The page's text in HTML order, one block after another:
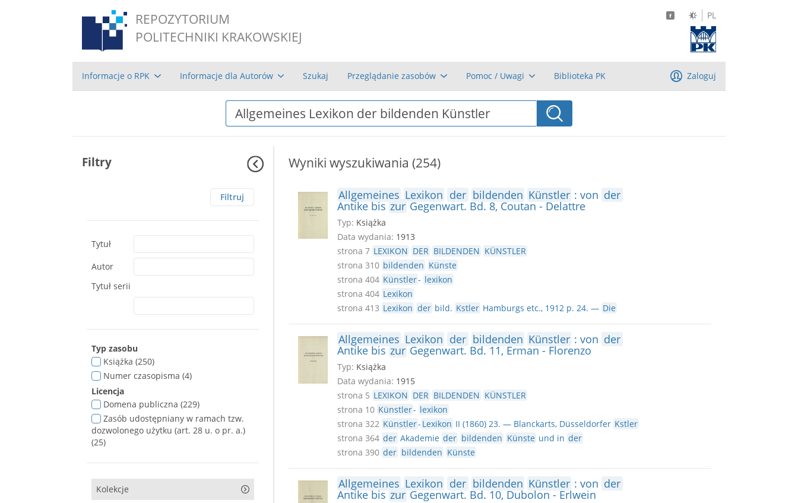
REPOZYTORIUM
POLITECHNIKI KRAKOWSKIEJ
PL
Informacje o RPK Informacje dla Autorów Szukaj Przeglądanie zasobów Pomoc / Uwagi Biblioteka PK Zaloguj
Filtry
Filtruj
Tytuł
Autor
Tytuł serii
Typ zasobu
Książka (250)
Numer czasopisma (4)
Licencja
Domena publiczna (229)
Zasób udostępniany w ramach tzw.
dozwolonego użytku (art. 28 u. o pr. a.)
(25)
Kolekcje
Wyniki wyszukiwania (254)
Allgemeines Lexikon der bildenden Künstler : von der
Antike bis zur Gegenwart. Bd. 8, Coutan - Delattre
Typ: Książka
Data wydania: 1913
strona 7 LEXIKON DER BILDENDEN KÜNSTLER
strona 310 bildenden Künste
strona 404 Künstler- lexikon
strona 404 Lexikon
strona 413 Lexikon der bild. Kstler Hamburgs etc., 1912 p. 24. — Die
Allgemeines Lexikon der bildenden Künstler : von der
Antike bis zur Gegenwart. Bd. 11, Erman - Florenzo
Typ: Książka
Data wydania: 1915
strona 5 LEXIKON DER BILDENDEN KÜNSTLER
strona 10 Künstler- lexikon
strona 322 Künstler- Lexikon II (1860) 23. — Blanckarts, Düsseldorfer Kstler
strona 364 der Akademie der bildenden Künste und in der
strona 390 der bildenden Künste
Allgemeines Lexikon der bildenden Künstler : von der
Antike bis zur Gegenwart. Bd. 10, Dubolon - Erlwein